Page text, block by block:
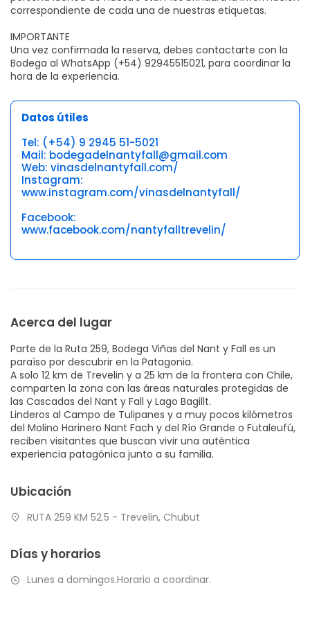
correspondiente de cada una de nuestras etiquetas.
IMPORTANTE
Una vez confirmada la reserva, debes contactarte con la
Bodega al WhatsApp (+54) 92945515021, para coordinar la
hora de la experiencia.
Datos útiles
Tel: (+54) 9 2945 51-5021
Mail: bodegadelnantyfall@gmail.com
Web: vinasdelnantyfall.com/
Instagram:
www.instagram.com/vinasdelnantyfall/
Facebook:
www.facebook.com/nantyfalltrevelin/
Acerca del lugar
Parte de la Ruta 259, Bodega Viñas del Nant y Fall es un
paraíso por descubrir en la Patagonia.
A solo 12 km de Trevelin y a 25 km de la frontera con Chile,
comparten la zona con las áreas naturales protegidas de
las Cascadas del Nant y Fall y Lago Bagillt.
Linderos al Campo de Tulipanes y a muy pocos kilómetros
del Molino Harinero Nant Fach y del Río Grande o Futaleufú,
reciben visitantes que buscan vivir una auténtica
experiencia patagónica junto a su familia.
Ubicación
RUTA 259 KM 52.5 - Trevelin, Chubut
Días y horarios
Lunes a domingos.Horario a coordinar.